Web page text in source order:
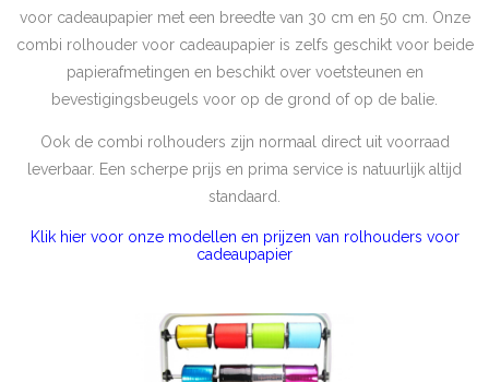
voor cadeaupapier met een breedte van 30 cm en 50 cm. Onze
combi rolhouder voor cadeaupapier is zelfs geschikt voor beide
papierafmetingen en beschikt over voetsteunen en
bevestigingsbeugels voor op de grond of op de balie.
Ook de combi rolhouders zijn normaal direct uit voorraad
leverbaar. Een scherpe prijs en prima service is natuurlijk altijd
standaard.
Klik hier voor onze modellen en prijzen van rolhouders voor
cadeaupapier